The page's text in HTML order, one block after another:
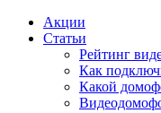
Акции
Статьи
Рейтинг
Как
Какой